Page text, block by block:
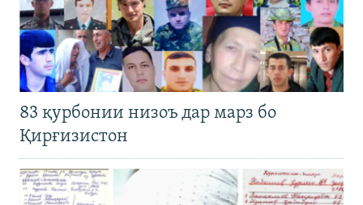
83 қурбонии низоъ дар марз бо
Қирғизистон